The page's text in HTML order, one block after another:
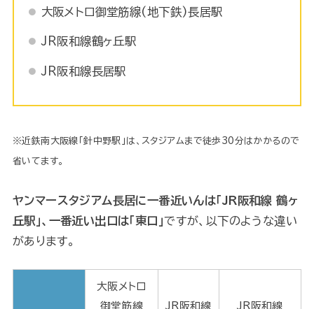
大阪メトロ御堂筋線(地下鉄)長居駅
JR阪和線鶴ヶ丘駅
JR阪和線長居駅
※近鉄南大阪線「針中野駅」は、スタジアムまで徒歩30分はかかるので
省いてます。
ヤンマースタジアム長居に一番近いんは「JR阪和線 鶴ヶ
丘駅」、一番近い出口は「東口」ですが、以下のような違い
があります。
大阪メトロ
御堂筋線
JR阪和線
JR阪和線